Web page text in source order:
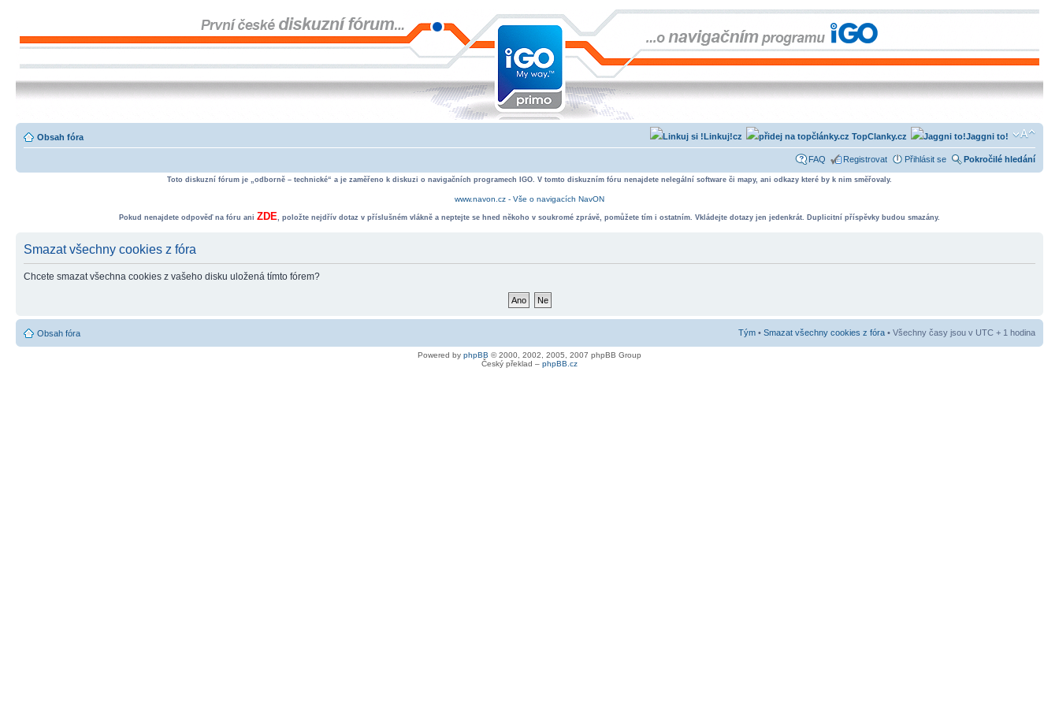
Obsah fóra Jaggni to!
TopClanky.cz
Linkuj!cz
FAQ Registrovat Přihlásit se Pokročilé hledání
Toto diskuzní fórum je „odborně – technické“ a je zaměřeno k diskuzi o navigačních programech IGO. V tomto diskuzním fóru nenajdete nelegální software či mapy, ani odkazy které by k nim směřovaly.
www.navon.cz - Vše o navigacích NavON
Pokud nenajdete odpověď na fóru ani ZDE, položte nejdřív dotaz v příslušném vlákně a neptejte se hned někoho v soukromé zprávě, pomůžete tím i ostatním. Vkládejte dotazy jen jedenkrát. Duplicitní příspěvky budou smazány.
Smazat všechny cookies z fóra
Chcete smazat všechna cookies z vašeho disku uložená tímto fórem?
Obsah fóra Tým • Smazat všechny cookies z fóra • Všechny časy jsou v UTC + 1 hodina
Powered by phpBB © 2000, 2002, 2005, 2007 phpBB Group
Český překlad – phpBB.cz